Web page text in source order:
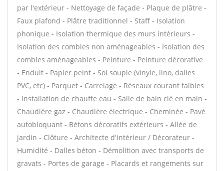
par l'extérieur - Nettoyage de façade - Plaque de plâtre -
Faux plafond - Plâtre traditionnel - Staff - Isolation
phonique - Isolation thermique des murs intérieurs -
Isolation des combles non aménageables - Isolation des
combles aménageables - Peinture - Peinture décorative
- Enduit - Papier peint - Sol souple (vinyle, lino, dalles
PVC, etc) - Parquet - Carrelage - Réseaux courant faibles
- Installation de chauffe eau - Salle de bain clé en main -
Chaudière gaz - Chaudière électrique - Cheminée - Pavé
autobloquant - Bétons décoratifs extérieurs - Allée de
jardin - Clôture - Architecte d'intérieur / Décorateur -
Humidité - Dalles béton - Démolition avec transports de
gravats - Portes de garage - Placards et rangements sur